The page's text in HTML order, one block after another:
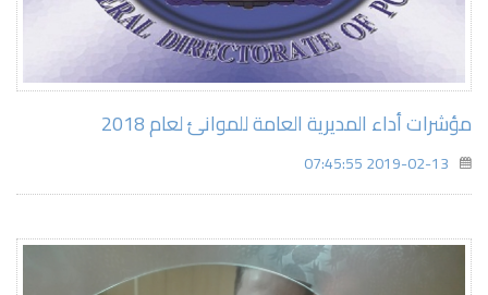
مؤشرات أداء المديرية العامة للموانئ لعام 2018
2019-02-13 07:45:55